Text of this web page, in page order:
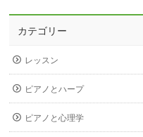
カテゴリー
レッスン
ピアノとハープ
ピアノと心理学